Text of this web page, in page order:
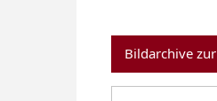
Bildarchive